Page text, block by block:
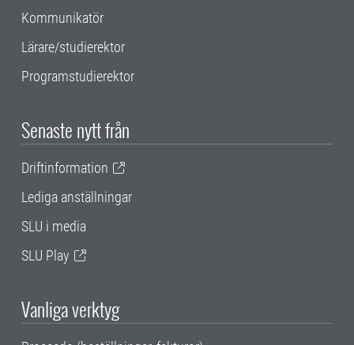
Kommunikatör
Lärare/studierektor
Programstudierektor
Senaste nytt från
Driftinformation
Lediga anställningar
SLU i media
SLU Play
Vanliga verktyg